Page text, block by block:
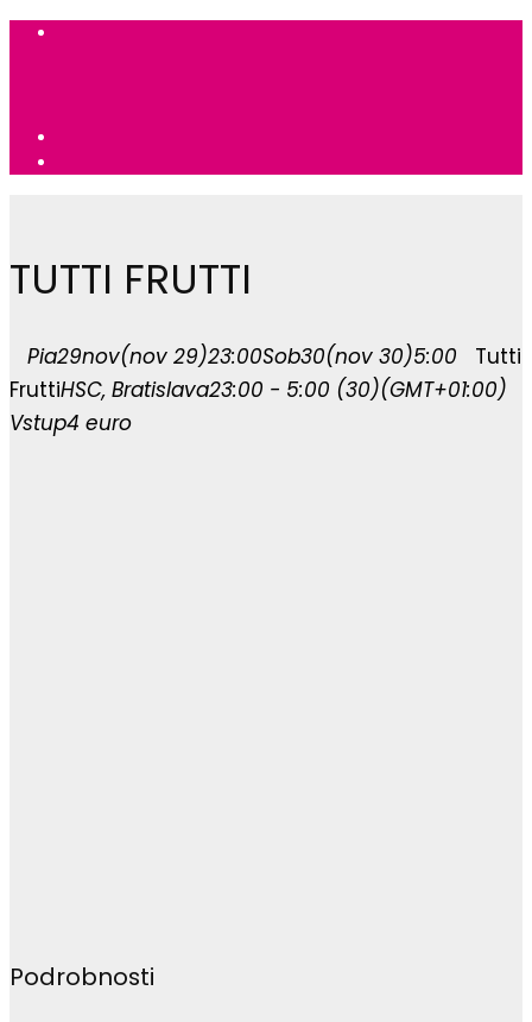
TUTTI FRUTTI
Pia29nov(nov 29)23:00Sob30(nov 30)5:00
Tutti
FruttiHSC, Bratislava23:00 - 5:00 (30)(GMT+01:00)
Vstup4 euro
Podrobnosti